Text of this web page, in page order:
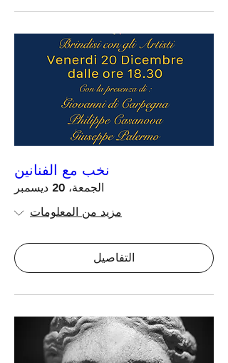
نخب مع الفنانين
الجمعة، 20 ديسمبر
مزيد من المعلومات
التفاصيل